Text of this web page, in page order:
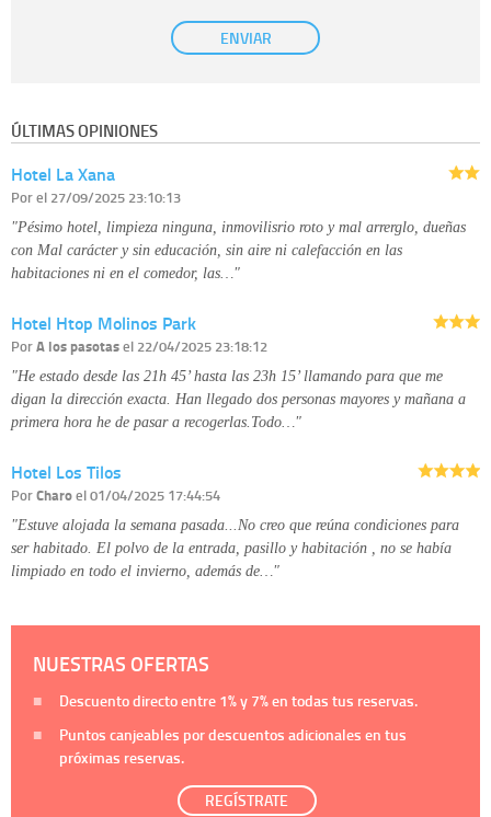
únicamente trataremos sus datos con su consentimiento
previo, que podrá facilitarnos mediante la casilla correspondiente
Derechos:tiene derecho a saber qué información tenemos sobre usted,
disponible en nuestra página web.
Información complementaria:
ENVIAR
ÚLTIMAS OPINIONES
Hotel La Xana
Porel 27/09/2025 23:10:13
"Pésimo hotel, limpieza ninguna, inmovilisrio roto y mal arrerglo, dueñas
con Mal carácter y sin educación, sin aire ni calefacción en las
habitaciones ni en el comedor, las…"
Hotel Htop Molinos Park
PorA los pasotasel 22/04/2025 23:18:12
"He estado desde las 21h 45’ hasta las 23h 15’ llamando para que me
digan la dirección exacta. Han llegado dos personas mayores y mañana a
primera hora he de pasar a recogerlas.Todo…"
Hotel Los Tilos
PorCharoel 01/04/2025 17:44:54
"Estuve alojada la semana pasada...No creo que reúna condiciones para
ser habitado. El polvo de la entrada, pasillo y habitación , no se había
limpiado en todo el invierno, además de…"
NUESTRAS OFERTAS
Descuento directo entre 1%y 7%en todas tus reservas.
Puntos canjeables por descuentos adicionales en tus
próximas reservas.
REGÍSTRATE